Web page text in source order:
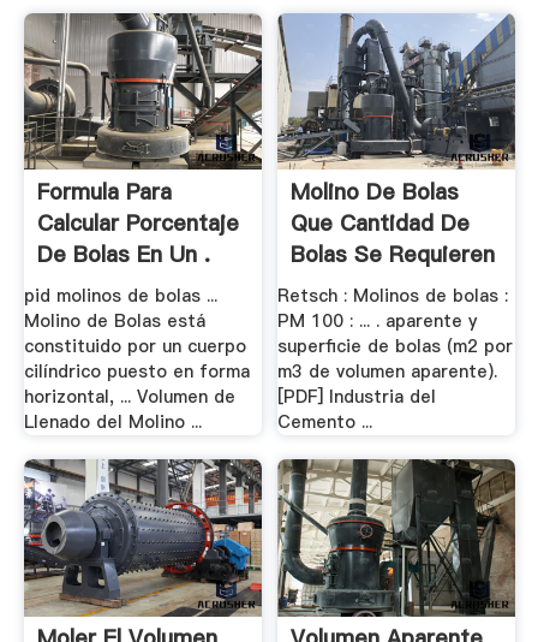
Formula Para
Calcular Porcentaje
De Bolas En Un .
pid molinos de bolas ...
Molino de Bolas está
constituido por un cuerpo
cilíndrico puesto en forma
horizontal, ... Volumen de
Llenado del Molino ...
Molino De Bolas
Que Cantidad De
Bolas Se Requieren
Retsch : Molinos de bolas :
PM 100 : ... . aparente y
superficie de bolas (m2 por
m3 de volumen aparente).
[PDF] Industria del
Cemento ...